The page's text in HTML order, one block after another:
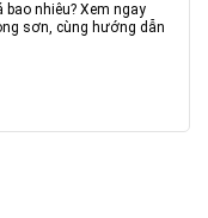
nhiêu? Xem ngay
sơn, cùng hướng dẫn